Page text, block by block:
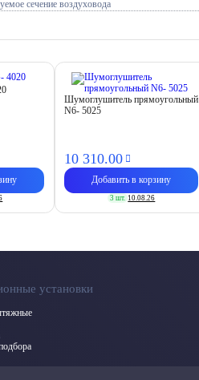
сечение воздуховода
Шумоглушитель прямоугольный
N6- 5025
10 310.00
Добавить в корзину
3 шт. 10.08.26
установки